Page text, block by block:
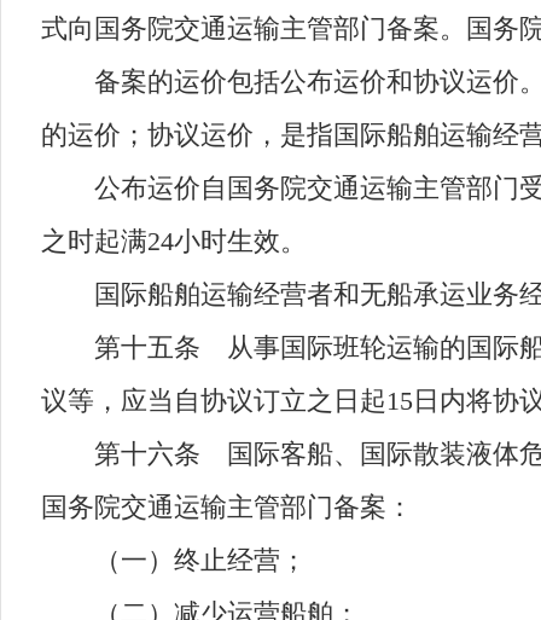
式向国务院交通运输主管部门备案。国务
备案的运价包括公布运价和协议运价。
的运价；协议运价，是指国际船舶运输经
公布运价自国务院交通运输主管部门受
之时起满24小时生效。
国际船舶运输经营者和无船承运业务
第十五条 从事国际班轮运输的国际船
议等，应当自协议订立之日起15日内将协
第十六条 国际客船、国际散装液体危
国务院交通运输主管部门备案：
（一）终止经营；
（二）减少运营船舶；